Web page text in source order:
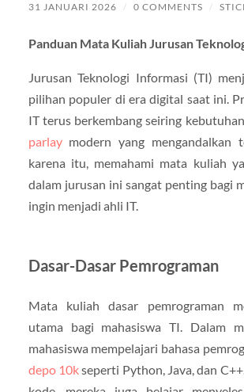
31 JANUARI 2026 / 0 COMMENTS /
Panduan Mata Kuliah Jurusan
Jurusan Teknologi Informasi (TI)
pilihan populer di era digital saat ini.
IT terus berkembang seiring
parlaymodern yang mengandalkan
karena itu, memahami mata kuliah
dalam jurusan ini sangat penting bagi
ingin menjadi ahli IT.
Dasar-Dasar Pemrograman
Mata kuliah dasar pemrograman
utama bagi mahasiswa TI. Dalam
mahasiswa mempelajari bahasa
depo 10kseperti Python, Java, dan